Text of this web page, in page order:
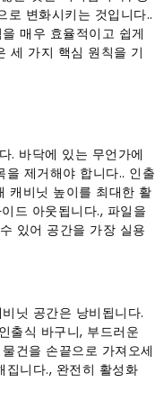
로 변화시키는 것입니다..
매우 효율적이고 쉽게
세 가지 핵심 원칙을 기
. 바닥에 있는 무언가에
제거해야 합니다.. 인출
캐비닛 높이를 최대한 활
드 아웃됩니다., 파일을
있어 공간을 가장 실용
닛 공간은 낭비됩니다.
출식 바구니, 부드러운
건을 손끝으로 가져오세
집니다., 완전히 활성화